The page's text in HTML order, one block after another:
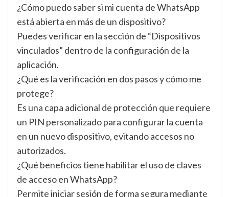
¿Cómo puedo saber si mi cuenta de WhatsApp
está abierta en más de un dispositivo?
Puedes verificar en la sección de “Dispositivos
vinculados” dentro de la configuración de la
aplicación.
¿Qué es la verificación en dos pasos y cómo me
protege?
Es una capa adicional de protección que requiere
un PIN personalizado para configurar la cuenta
en un nuevo dispositivo, evitando accesos no
autorizados.
¿Qué beneficios tiene habilitar el uso de claves
de acceso en WhatsApp?
Permite iniciar sesión de forma segura mediante